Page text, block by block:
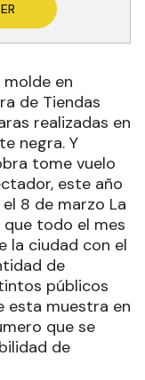
en
de Tiendas
realizadas en
negra. Y
tome vuelo
este año
8 de marzo La
todo el mes
la ciudad con el
de
públicos
esta muestra en
que se
de